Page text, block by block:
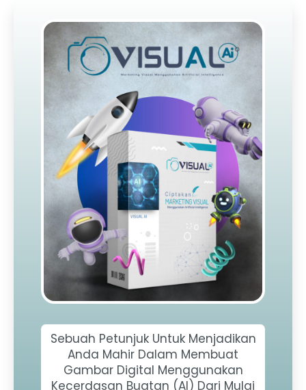
Sebuah Petunjuk Untuk Menjadikan
Anda Mahir Dalam Membuat
Gambar Digital Menggunakan
Kecerdasan Buatan (AI) Dari Mulai